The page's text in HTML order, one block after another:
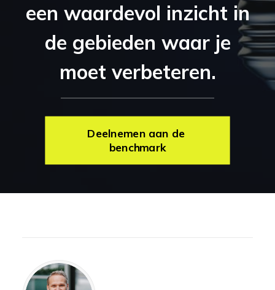
een waardevol inzicht in
de gebieden waar je
moet verbeteren.
Deelnemen aan de
benchmark